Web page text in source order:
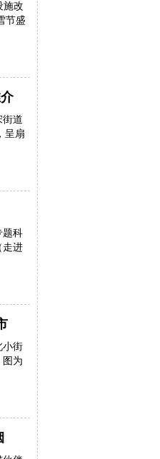
施改
节盛
街道
呈扇
题科
走进
小街
图为